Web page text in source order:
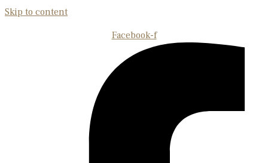
Skip to content
Facebook-f